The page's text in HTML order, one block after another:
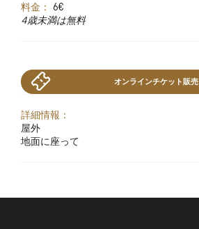
料金： 6€
4歳未満は無料
オンラインチケット販売
詳細情報：
屋外
地面に座って